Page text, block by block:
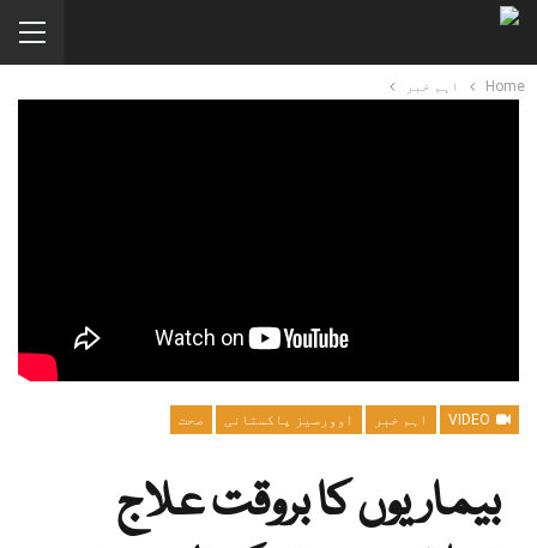
Home اہم خبر
اہم خبر اوورسیز پاکستانی صحت
بیماریوں کا بروقت علاج